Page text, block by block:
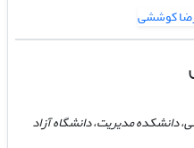
دانشکده مدیریت، دانشگاه آزاد